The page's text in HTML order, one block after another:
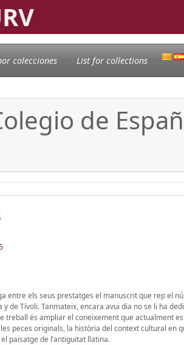
colecciones List for collections
de
entre els seus prestatges el manuscrit que rep el
y de Tívoli. Tanmateix, encara avui dia no se li ha
treball és ampliar el coneixement que actualment
peces originals, la història del context cultural en
paisatge de l’antiguitat llatina.